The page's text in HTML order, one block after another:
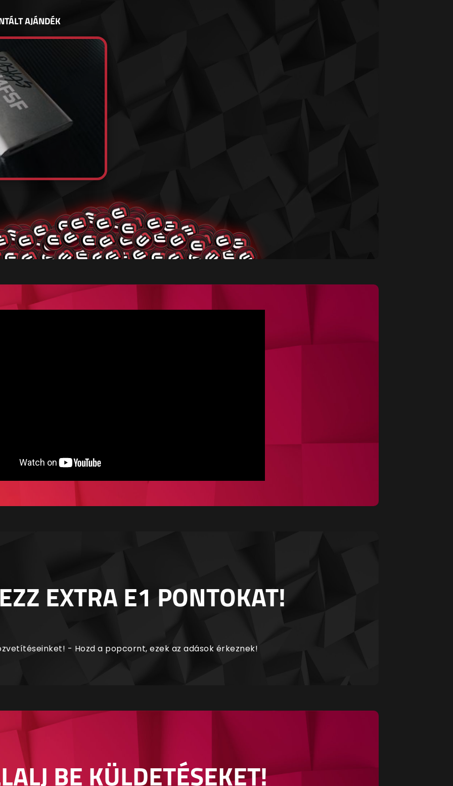
AJÁNDÉK
EXTRA E1 PONTOKAT!
- Hozd a popcornt, ezek az adások érkeznek!
BE KÜLDETÉSEKET!